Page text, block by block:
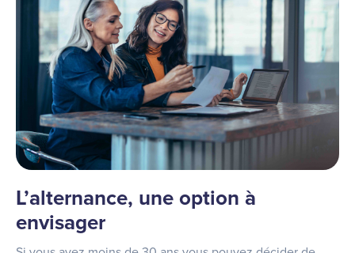
L’alternance, une option à
envisager